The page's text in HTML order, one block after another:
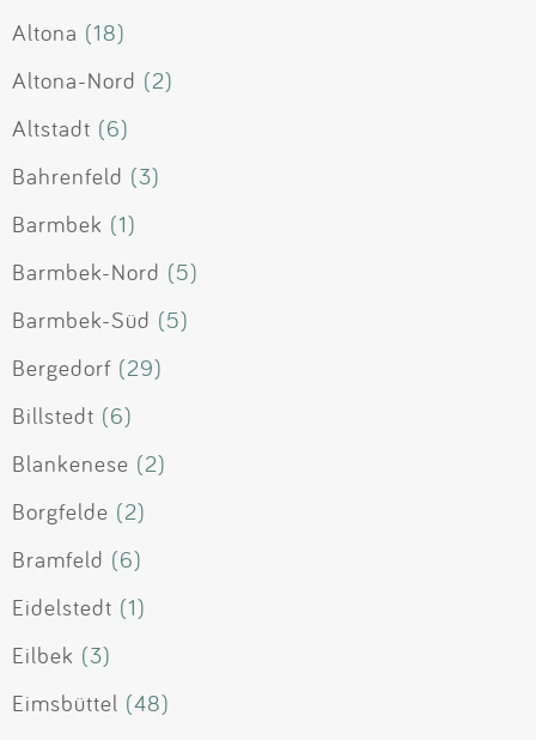
Altona (18)
Altona-Nord (2)
Altstadt (6)
Bahrenfeld (3)
Barmbek (1)
Barmbek-Nord (5)
Barmbek-Süd (5)
Bergedorf (29)
Billstedt (6)
Blankenese (2)
Borgfelde (2)
Bramfeld (6)
Eidelstedt (1)
Eilbek (3)
Eimsbüttel (48)